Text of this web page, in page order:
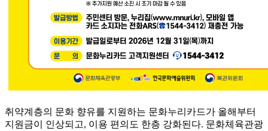
취약계층의 문화 향유를 지원하는 문화누리카드가 올해부터
지원금이 인상되고, 이용 편의도 한층 강화된다. 문화체육관광